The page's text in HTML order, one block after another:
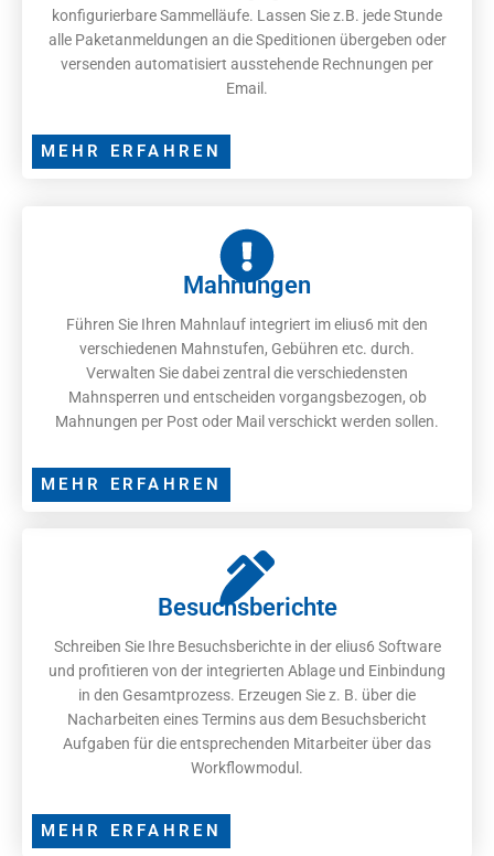
konfigurierbare Sammelläufe. Lassen Sie z.B. jede Stunde
alle Paketanmeldungen an die Speditionen übergeben oder
versenden automatisiert ausstehende Rechnungen per
Email.
MEHR ERFAHREN
Mahnungen
Führen Sie Ihren Mahnlauf integriert im elius6 mit den
verschiedenen Mahnstufen, Gebühren etc. durch.
Verwalten Sie dabei zentral die verschiedensten
Mahnsperren und entscheiden vorgangsbezogen, ob
Mahnungen per Post oder Mail verschickt werden sollen.
MEHR ERFAHREN
Besuchsberichte
Schreiben Sie Ihre Besuchsberichte in der elius6 Software
und profitieren von der integrierten Ablage und Einbindung
in den Gesamtprozess. Erzeugen Sie z. B. über die
Nacharbeiten eines Termins aus dem Besuchsbericht
Aufgaben für die entsprechenden Mitarbeiter über das
Workflowmodul.
MEHR ERFAHREN